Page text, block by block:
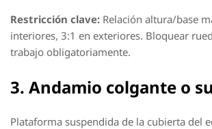
Restricción clave: Relación altura/base
interiores, 3:1 en exteriores. Bloquear
trabajo obligatoriamente.
3. Andamio colgante o
Plataforma suspendida de la cubierta del